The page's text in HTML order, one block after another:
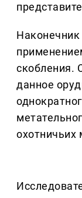
Наконечник
скобления.
данное
охотничьих